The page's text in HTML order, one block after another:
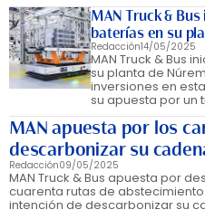
MAN Truck &
baterías en su
Redacción14/05/2025
MAN Truck & Bus
su planta de
inversiones en
su apuesta por un
MAN apuesta por los
descarbonizar su
Redacción09/05/2025
MAN Truck & Bus apuesta por
cuarenta rutas de
intención de descarbonizar su